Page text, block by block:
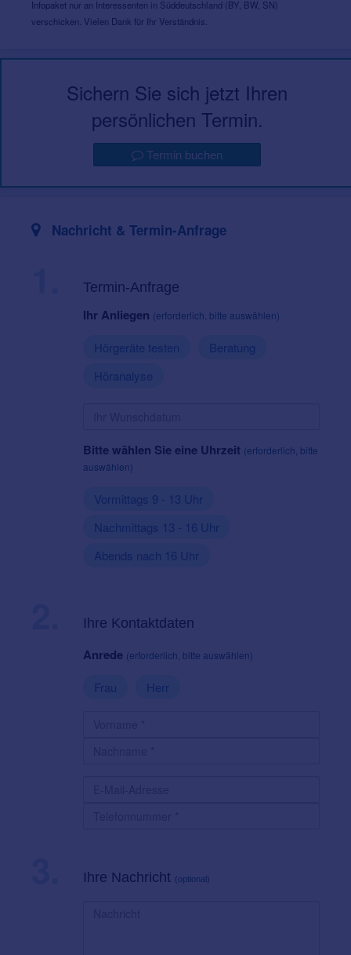
Infopaket nur an Interessenten in Süddeutschland (BY, BW, SN)
verschicken. Vielen Dank für Ihr Verständnis.
Sichern Sie sich jetzt Ihren
persönlichen Termin.
Termin buchen
Nachricht & Termin-Anfrage
Termin-Anfrage
Ihr Anliegen (erforderlich, bitte auswählen)
Hörgeräte testen
Beratung
Höranalyse
Bitte wählen Sie eine Uhrzeit (erforderlich, bitte
auswählen)
Vormittags 9 - 13 Uhr
Nachmittags 13 - 16 Uhr
Abends nach 16 Uhr
Ihre Kontaktdaten
Anrede (erforderlich, bitte auswählen)
Frau Herr
Ihre Nachricht (optional)